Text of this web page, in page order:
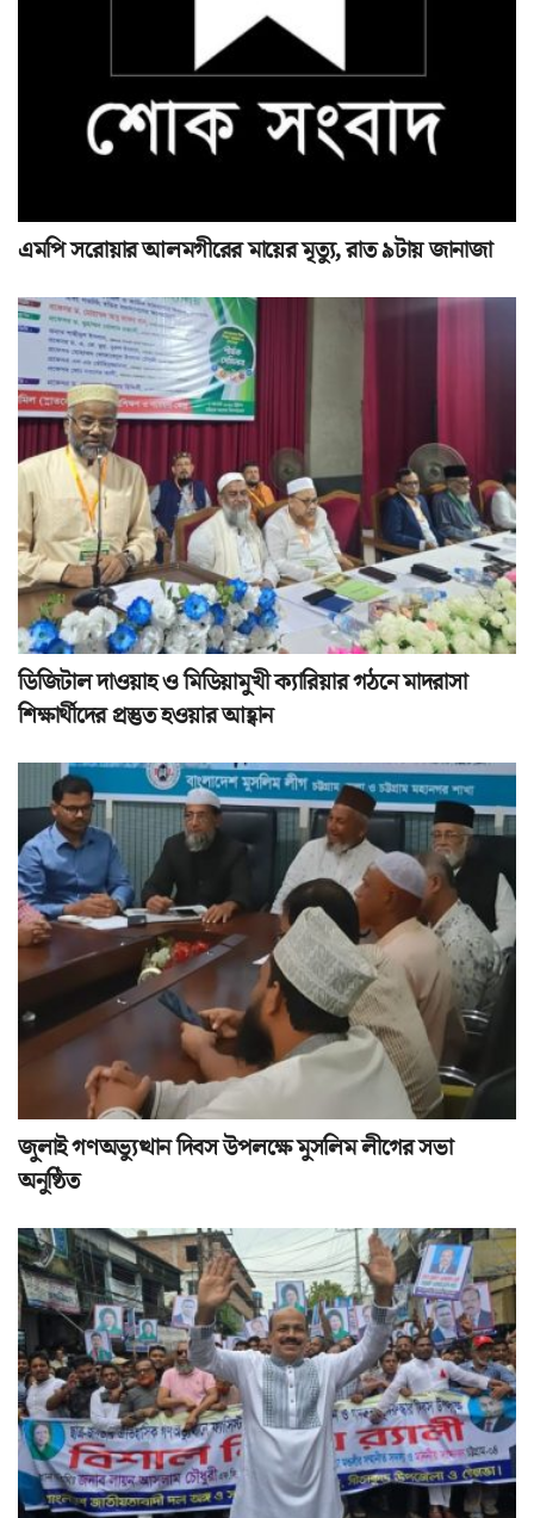
এমপি সরোয়ার আলমগীরের মায়ের মৃত্যু, রাত ৯টায় জানাজা
ডিজিটাল দাওয়াহ ও মিডিয়ামুখী ক্যারিয়ার গঠনে মাদরাসা
শিক্ষার্থীদের প্রস্তুত হওয়ার আহ্বান
জুলাই গণঅভ্যুত্থান দিবস উপলক্ষে মুসলিম লীগের সভা
অনুষ্ঠিত